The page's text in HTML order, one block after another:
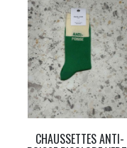
CHAUSSETTES ANTI-